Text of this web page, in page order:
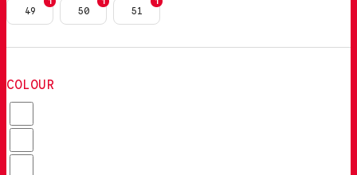
49 50 51
COLOUR